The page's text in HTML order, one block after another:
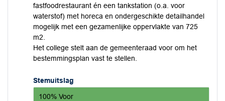
fastfoodrestaurant én een tankstation (o.a. voor
waterstof) met horeca en ondergeschikte detailhandel
mogelijk met een gezamenlijke oppervlakte van 725
m2.
Het college stelt aan de gemeenteraad voor om het
bestemmingsplan vast te stellen.
Stemuitslag
100% Voor